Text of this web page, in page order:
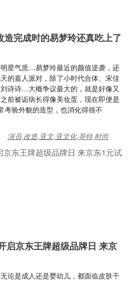
完成时的易梦玲还真吃上了
星气质…易梦玲最近的颜值逆袭，还
的嘉人派对，除了小时代合体、宋佳
诗诗…大概争议最大的，就是好像又
前被诟病长得像美妆蛋，现在即便是
考验外貌的造型，也消化得很不
演员,改造,亚文,亚文化,哥特,时尚
启京东王牌超级品牌日 来京
论是成人还是婴幼儿，都面临皮肤干